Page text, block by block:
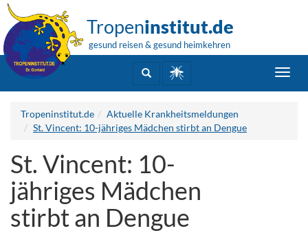
Tropeninstitut.de
gesund reisen & gesund heimkehren
Tropeninstitut.de
Aktuelle Krankheitsmeldungen
St. Vincent: 10-jähriges Mädchen stirbt an Dengue
St. Vincent: 10-
jähriges Mädchen
stirbt an Dengue